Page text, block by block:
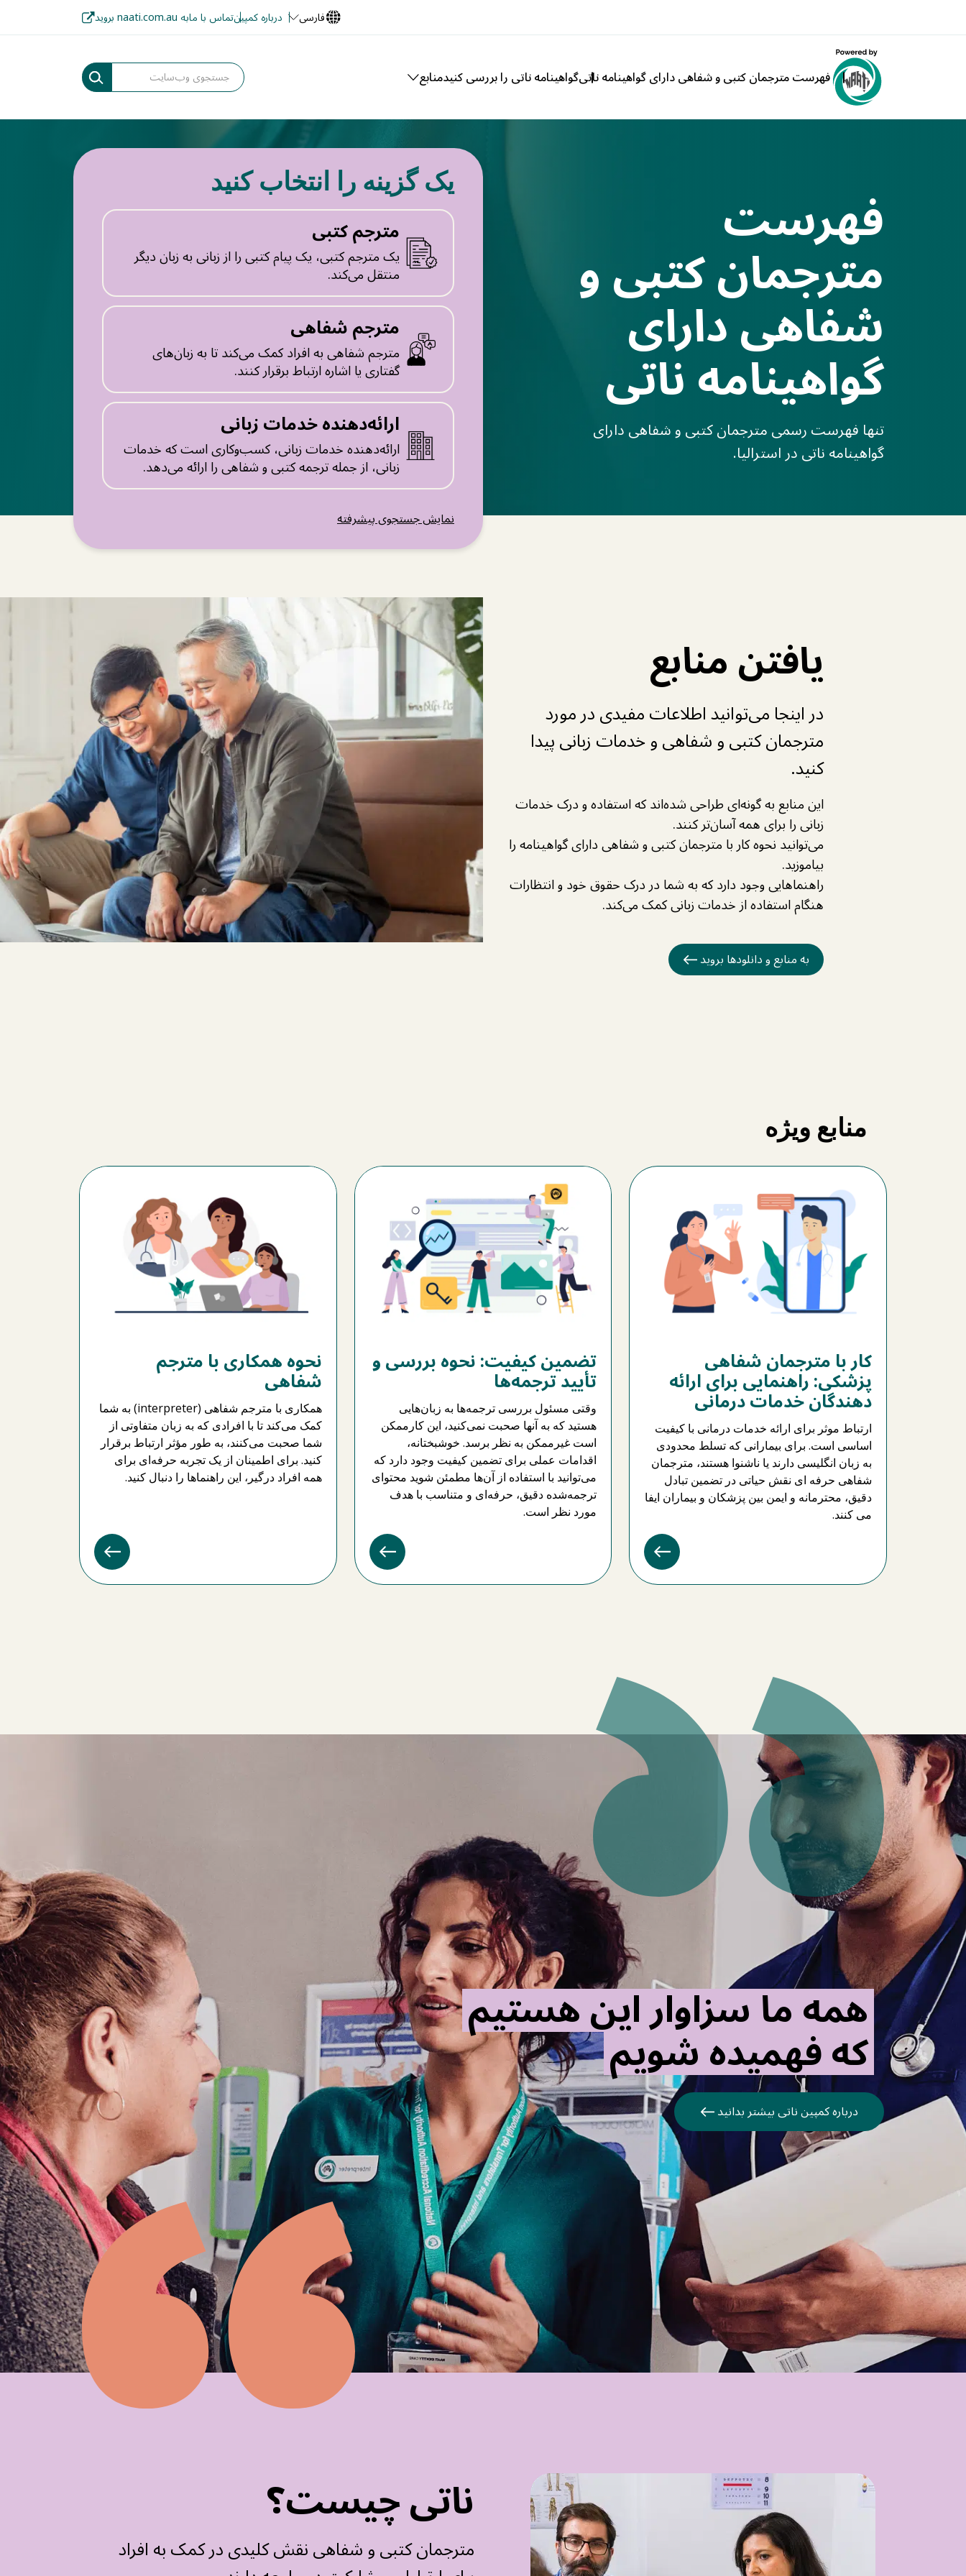
فارسی درباره کمپینتماس با مابه naati.com.au بروید
فهرست مترجمان کتبی و شفاهی دارای گواهینامه ناتیگواهینامه ناتی را بررسی کنیدمنابع
فهرست
مترجمان کتبی و
شفاهی دارای
گواهینامه ناتی
تنها فهرست رسمی مترجمان کتبی و شفاهی دارای
گواهینامه ناتی در استرالیا.
یک گزینه را انتخاب کنید
مترجم کتبی
یک مترجم کتبی، یک پیام کتبی را از زبانی به زبان دیگر
منتقل می‌کند.
مترجم شفاهی
مترجم شفاهی به افراد کمک می‌کند تا به زبان‌های
گفتاری یا اشاره ارتباط برقرار کنند.
ارائه‌دهنده خدمات زبانی
ارائه‌دهنده خدمات زبانی، کسب‌وکاری است که خدمات
زبانی، از جمله ترجمه کتبی و شفاهی را ارائه می‌دهد.
نمایش جستجوی پیشرفته
یافتن منابع
در اینجا می‌توانید اطلاعات مفیدی در مورد
مترجمان کتبی و شفاهی و خدمات زبانی پیدا
کنید.
این منابع به گونه‌ای طراحی شده‌اند که استفاده و درک خدمات
زبانی را برای همه آسان‌تر کنند.
می‌توانید نحوه کار با مترجمان کتبی و شفاهی دارای گواهینامه را
بیاموزید.
راهنماهایی وجود دارد که به شما در درک حقوق خود و انتظارات
هنگام استفاده از خدمات زبانی کمک می‌کند.
به منابع و دانلودها بروید
منابع ویژه
کار با مترجمان شفاهی
پزشکی: راهنمایی برای ارائه
دهندگان خدمات درمانی
ارتباط موثر برای ارائه خدمات درمانی با کیفیت
اساسی است. برای بیمارانی که تسلط محدودی
به زبان انگلیسی دارند یا ناشنوا هستند، مترجمان
شفاهی حرفه ای نقش حیاتی در تضمین تبادل
دقیق، محترمانه و ایمن بین پزشکان و بیماران ایفا
می کنند.
تضمین کیفیت: نحوه بررسی و
تأیید ترجمه‌ها
وقتی مسئول بررسی ترجمه‌ها به زبان‌هایی
هستید که به آنها صحبت نمی‌کنید، این کارممکن
است غیرممکن به نظر برسد. خوشبختانه،
اقدامات عملی برای تضمین کیفیت وجود دارد که
می‌توانید با استفاده از آن‌ها مطمئن شوید محتوای
ترجمه‌شده دقیق، حرفه‌ای و متناسب با هدف
مورد نظر است.
نحوه همکاری با مترجم
شفاهی
همکاری با مترجم شفاهی (interpreter) به شما
کمک می‌کند تا با افرادی که به زبان متفاوتی از
شما صحبت می‌کنند، به طور مؤثر ارتباط برقرار
کنید. برای اطمینان از یک تجربه حرفه‌ای برای
همه افراد درگیر، این راهنماها را دنبال کنید.
همه ما سزاوار این هستیم
که فهمیده شویم
درباره کمپین ناتی بیشتر بدانید
ناتی چیست؟
مترجمان کتبی و شفاهی نقش کلیدی در کمک به افراد